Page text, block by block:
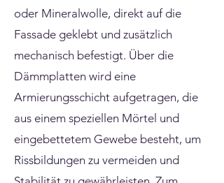
oder Mineralwolle, direkt auf die
Fassade geklebt und zusätzlich
mechanisch befestigt. Über die
Dämmplatten wird eine
Armierungsschicht aufgetragen, die
aus einem speziellen Mörtel und
eingebettetem Gewebe besteht, um
Rissbildungen zu vermeiden und